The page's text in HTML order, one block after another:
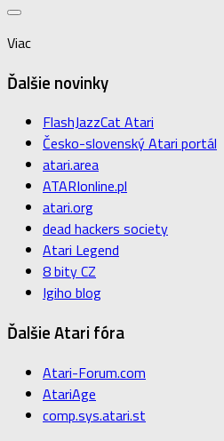
Viac
Ďalšie novinky
FlashJazzCat Atari
Česko-slovenský Atari portál
atari.area
ATARIonline.pl
atari.org
dead hackers society
Atari Legend
8 bity CZ
Igiho blog
Ďalšie Atari fóra
Atari-Forum.com
AtariAge
comp.sys.atari.st